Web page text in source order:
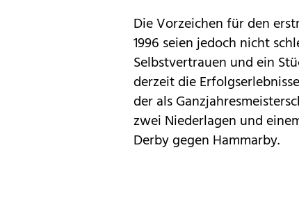
Die Vorzeichen für den
1996 seien jedoch nicht
Selbstvertrauen und ein
derzeit die
der als
zwei Niederlagen und
Derby gegen Hammarby.